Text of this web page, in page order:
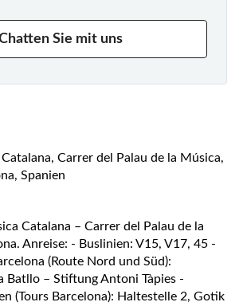
Sie mit uns
Carrer del Palau de la Música,
Spanien
Catalana – Carrer del Palau de la
Anreise: - Buslinien: V15, V17, 45 -
(Route Nord und Süd):
Batllo – Stiftung Antoni Tàpies -
(Tours Barcelona): Haltestelle 2, Gotik